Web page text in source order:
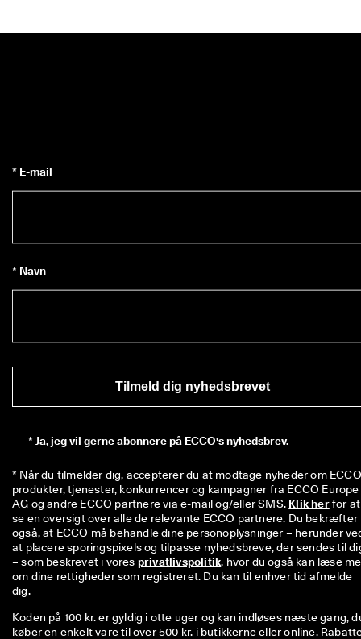
* E-mail
* Navn
Tilmeld dig nyhedsbrevet
*Ja, jeg vil gerne abonnere på ECCO's nyhedsbrev.
* Når du tilmelder dig, accepterer du at modtage nyheder om
produkter, tjenester, konkurrencer og kampagner fra ECCO Europe
AG og andre ECCO partnere via e-mail og/eller SMS. Klik her for at
se en oversigt over alle de relevante ECCO partnere. Du bekræfter
også, at ECCO må behandle dine personoplysninger – herunder
at placere sporingspixels og tilpasse nyhedsbreve, der sendes til
– som beskrevet i vores privatlivspolitik, hvor du også kan læse
om dine rettigheder som registreret. Du kan til enhver tid afmelde
dig.
Koden på 100 kr. er gyldig i otte uger og kan indløses næste gang,
køber en enkelt vare til over 500 kr. i butikkerne eller online.